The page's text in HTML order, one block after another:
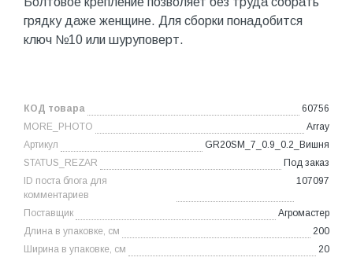
грядку даже женщине. Для сборки понадобится
ключ №10 или шуруповерт.
КОД товара
60756
MORE_PHOTO
Array
Артикул
GR20SM_7_0.9_0.2_Вишня
STATUS_REZAR
Под заказ
ID поста блога для
комментариев
107097
Поставщик
Агромастер
Длина в упаковке, см
200
Ширина в упаковке, см
20